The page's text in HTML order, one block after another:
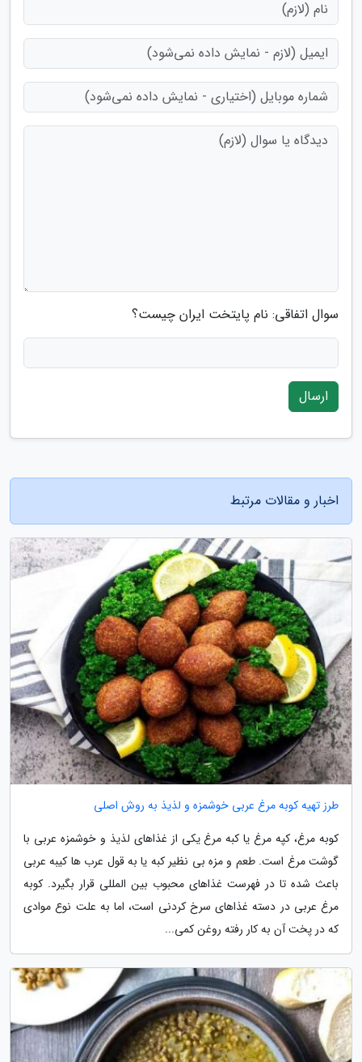
سوال اتفاقی: نام پایتخت ایران چیست؟
ارسال
اخبار و مقالات مرتبط
طرز تهیه کوبه مرغ عربی خوشمزه و لذیذ به روش اصلی
کوبه مرغ، کپه مرغ یا کبه مرغ یکی از غذاهای لذیذ و خوشمزه عربی با
گوشت مرغ است. طعم و مزه بی نظیر کبه یا به قول عرب ها کیبه عربی
باعث شده تا در فهرست غذاهای محبوب بین المللی قرار بگیرد. کوبه
مرغ عربی در دسته غذاهای سرخ کردنی است، اما به علت نوع موادی
که در پخت آن به کار رفته روغن کمی...